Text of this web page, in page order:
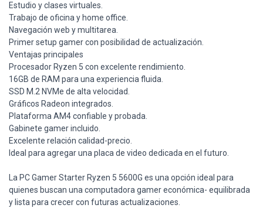
Estudio y clases virtuales.
Trabajo de oficina y home office.
Navegación web y multitarea.
Primer setup gamer con posibilidad de actualización.
Ventajas principales
Procesador Ryzen 5 con excelente rendimiento.
16GB de RAM para una experiencia fluida.
SSD M.2 NVMe de alta velocidad.
Gráficos Radeon integrados.
Plataforma AM4 confiable y probada.
Gabinete gamer incluido.
Excelente relación calidad-precio.
Ideal para agregar una placa de video dedicada en el futuro.
La PC Gamer Starter Ryzen 5 5600G es una opción ideal para
quienes buscan una computadora gamer económica- equilibrada
y lista para crecer con futuras actualizaciones.